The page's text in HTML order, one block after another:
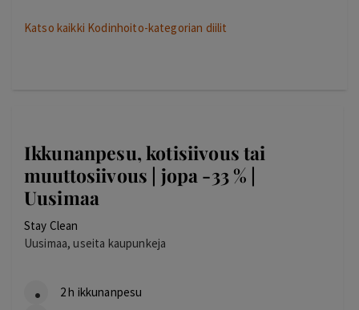
Katso kaikki Kodinhoito-kategorian diilit
Ikkunanpesu, kotisiivous tai
muuttosiivous | jopa -33 % |
Uusimaa
Stay Clean
Uusimaa, useita kaupunkeja
2 h ikkunanpesu